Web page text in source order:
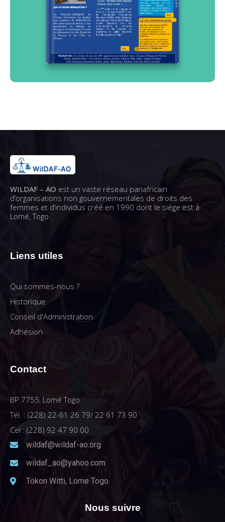
WILDAF – AO est un vaste réseau panafricain
d’organisations non gouvernementales de droits des
femmes et d’individus créé en 1990 dont le siège est à
Lomé, Togo .
Liens utiles
Qui sommes-nous ?
Historique
Conseil d'Administration
Adhésion
Contact
BP 7755, Lomé Togo
Tél. : (228) 22-61 26 79/ 22 61 73 90
Cel : (228) 92 47 90 00
wildaf@wildaf-ao.org
wildaf_ao@yahoo.com
Tokon Witti, Lome Togo
Nous suivre